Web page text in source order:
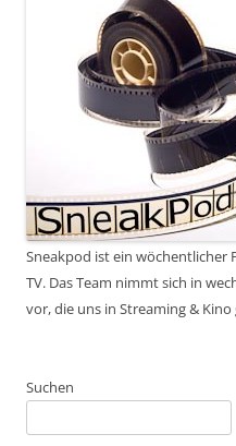
Sneakpod ist ein wöchentlicher
TV. Das Team nimmt sich in
vor, die uns in Streaming &
Suchen